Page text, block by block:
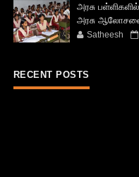
அரசு
அரசு
Satheesh
RECENT POSTS